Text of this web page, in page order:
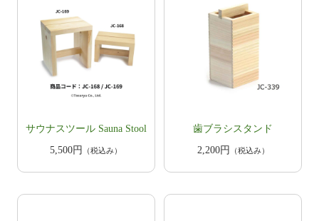
サウナスツール Sauna Stool
5,500円
（税込み）
歯ブラシスタンド
2,200円
（税込み）